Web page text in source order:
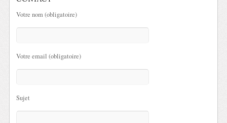
Votre nom (obligatoire)
Votre email (obligatoire)
Sujet